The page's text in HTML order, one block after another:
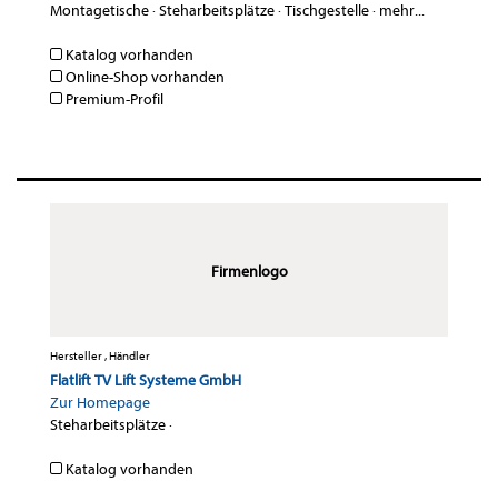
Montagetische·Steharbeitsplätze·Tischgestelle· mehr...
Katalog vorhanden
Online-Shop vorhanden
Premium-Profil
Firmenlogo
Hersteller , Händler
Flatlift TV Lift Systeme GmbH
Zur Homepage
Steharbeitsplätze·
Katalog vorhanden